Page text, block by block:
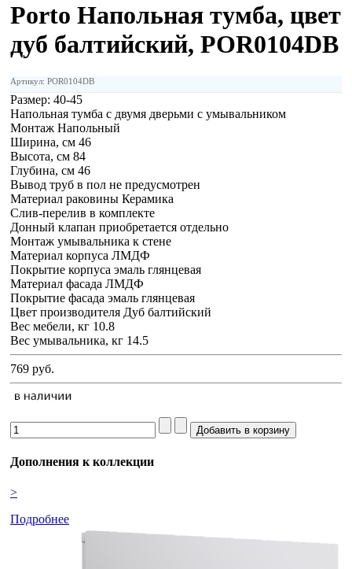
Porto Напольная тумба, цвет
дуб балтийский, POR0104DB
Артикул: POR0104DB
Размер: 40-45
Напольная тумба с двумя дверьми с умывальником
Монтаж Напольный
Ширина, см 46
Высота, см 84
Глубина, см 46
Вывод труб в пол не предусмотрен
Материал раковины Керамика
Слив-перелив в комплекте
Донный клапан приобретается отдельно
Монтаж умывальника к стене
Материал корпуса ЛМДФ
Покрытие корпуса эмаль глянцевая
Материал фасада ЛМДФ
Покрытие фасада эмаль глянцевая
Цвет производителя Дуб балтийский
Вес мебели, кг 10.8
Вес умывальника, кг 14.5
769 руб.
Дополнения к коллекции
>
Подробнее